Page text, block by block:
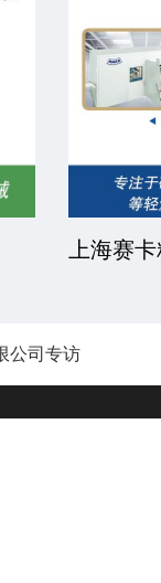
上海赛
公司专访